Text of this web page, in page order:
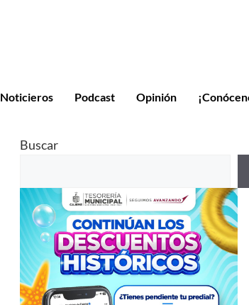
Noticieros Podcast Opinión
Buscar